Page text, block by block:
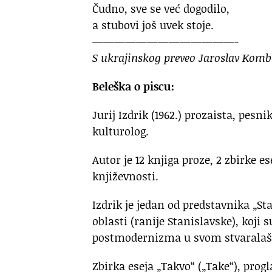
Čudno, sve se već dogodilo,
a stubovi još uvek stoje.
—————————————-
S ukrajinskog preveo Jaroslav
Beleška o piscu:
Jurij Izdrik (1962.) prozaista,
kulturolog.
Autor je 12 knjiga proze, 2 zbirke
književnosti.
Izdrik je jedan od predstavnika
oblasti (ranije Stanislavske), koji
postmodernizma u svom
Zbirka eseja „Takvo“ („Take“),